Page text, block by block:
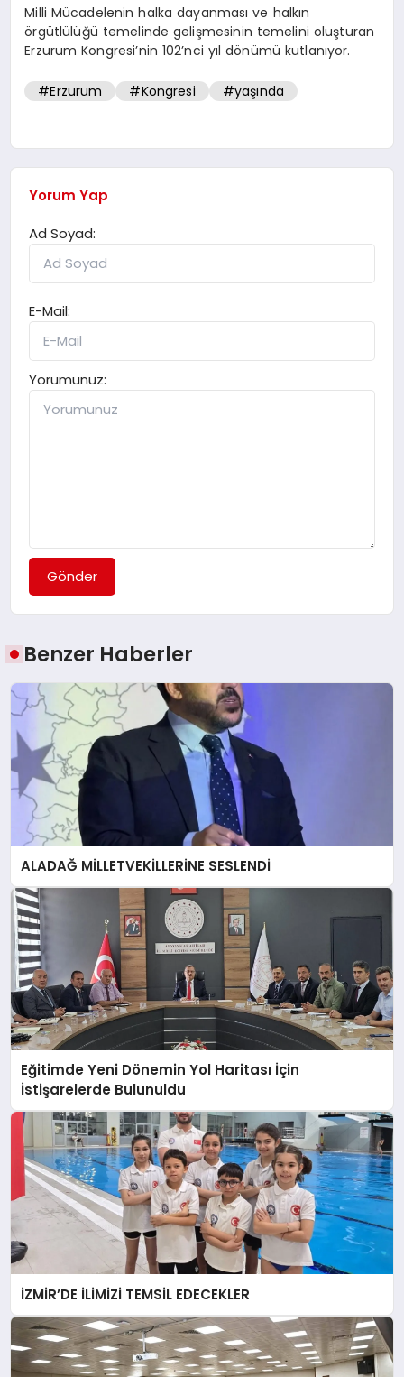
Milli Mücadelenin halka dayanması ve halkın
örgütlülüğü temelinde gelişmesinin temelini oluşturan
Erzurum Kongresi’nin 102’nci yıl dönümü kutlanıyor.
#Erzurum #Kongresi #yaşında
Yorum Yap
Ad Soyad:
E-Mail:
Yorumunuz:
Gönder
Benzer Haberler
ALADAĞ MİLLETVEKİLLERİNE SESLENDİ
Eğitimde Yeni Dönemin Yol Haritası İçin
İstişarelerde Bulunuldu
İZMİR’DE İLİMİZİ TEMSİL EDECEKLER